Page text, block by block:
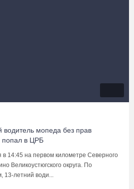
водитель мопеда без прав
попал в ЦРБ
14:45 на первом километре Северного
Великоустюгского округа. По
13-летний води...